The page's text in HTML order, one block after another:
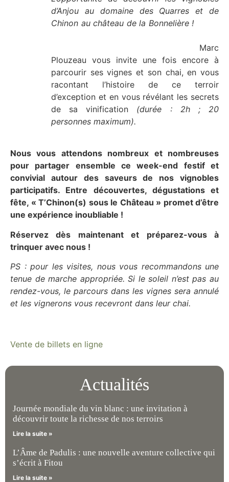
d’Anjou au domaine des Quarres et de
Chinon au château de la Bonnelière !
Marc
Plouzeau vous invite une fois encore à
parcourir ses vignes et son chai, en vous
racontant l’histoire de ce terroir
d’exception et en vous révélant les secrets
de sa vinification (durée : 2h ; 20
personnes maximum).
Nous vous attendons nombreux et nombreuses
pour partager ensemble ce week-end festif et
convivial autour des saveurs de nos vignobles
participatifs. Entre découvertes, dégustations et
fête, « T’Chinon(s) sous le Château » promet d’être
une expérience inoubliable !
Réservez dès maintenant et préparez-vous à
trinquer avec nous !
PS : pour les visites, nous vous recommandons une
tenue de marche appropriée. Si le soleil n’est pas au
rendez-vous, le parcours dans les vignes sera annulé
et les vignerons vous recevront dans leur chai.
Vente de billets en ligne
Actualités
Journée mondiale du vin blanc : une invitation à
découvrir toute la richesse de nos terroirs
Lire la suite »
L’Âme de Padulis : une nouvelle aventure collective qui
s’écrit à Fitou
Lire la suite »